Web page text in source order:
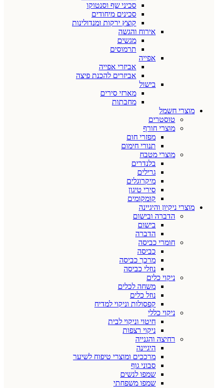
סכיני שף וסנטוקו
סכינים מיחודים
קוצץ ירקות ומנדולינות
אירוח והגשה
מגשים
תרמוסים
אפייה
אביזרי אפייה
אביזרים להכנת פיצה
בישול
מארזי סירים
מחבתות
מוצרי חשמל
טוסטרים
מוצרי חורף
מפזרי חום
תנורי חימום
מוצרי מטבח
בלנדרים
גרילים
מיקרוגלים
סירי טיגון
קומקומים
מוצרי ניקיון והיגיינה
הדברה ובישום
בישום
הדברה
חומרי כביסה
כביסה
מרכך כביסה
נוזלי כביסה
ניקוי כלים
משחה לכלים
נוזל כלים
קפסולות וניקוי למדיח
ניקוי כללי
חיטוי וניקוי לבית
ניקוי רצפות
רחיצה והגנייה
היגיינה
מרככים ומוצרי טיפוח לשיער
סבוני גוף
שמפו לנשים
שמפו משפחתי